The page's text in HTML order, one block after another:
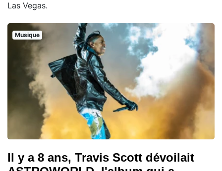
Las Vegas.
Musique
Il y a 8 ans, Travis Scott dévoilait